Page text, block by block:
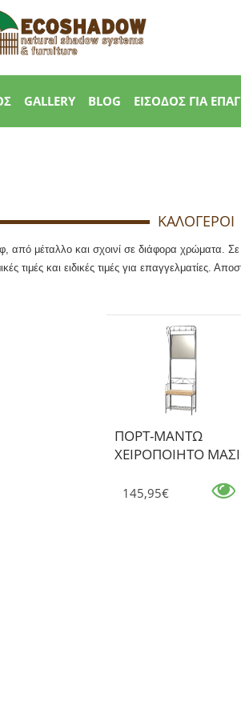
GALLERY BLOG ΕΙΣΟΔΟΣ ΓΙΑ
ΚΑΛΟΓΕΡΟΙ
από μέταλλο και σχοινί σε διάφορα χρώματα.
τιμές και ειδικές τιμές για επαγγελματίες.
ΠΟΡΤ-ΜΑΝΤΩ
ΧΕΙΡΟΠΟΙΗΤΟ
145,95€